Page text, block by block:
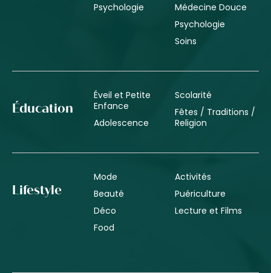
Psychologie
Médecine Douce
Psychologie
Soins
Éducation
Éveil et Petite
Enfance
Adolescence
Scolarité
Fêtes / Traditions /
Religion
Lifestyle
Mode
Beauté
Déco
Food
Activités
Puériculture
Lecture et Films